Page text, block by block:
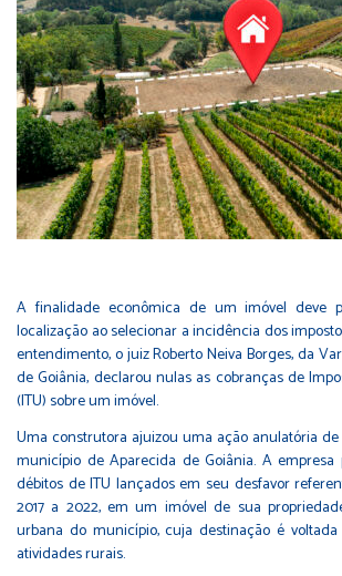
A finalidade econômica de um imóvel deve
localização ao selecionar a incidência dos
entendimento, o juiz Roberto Neiva Borges, da
de Goiânia, declarou nulas as cobranças de
(ITU) sobre um imóvel.
Uma construtora ajuizou uma ação anulatória
município de Aparecida de Goiânia. A
débitos de ITU lançados em seu desfavor
2017 a 2022, em um imóvel de sua
urbana do município, cuja destinação é voltada
atividades rurais.